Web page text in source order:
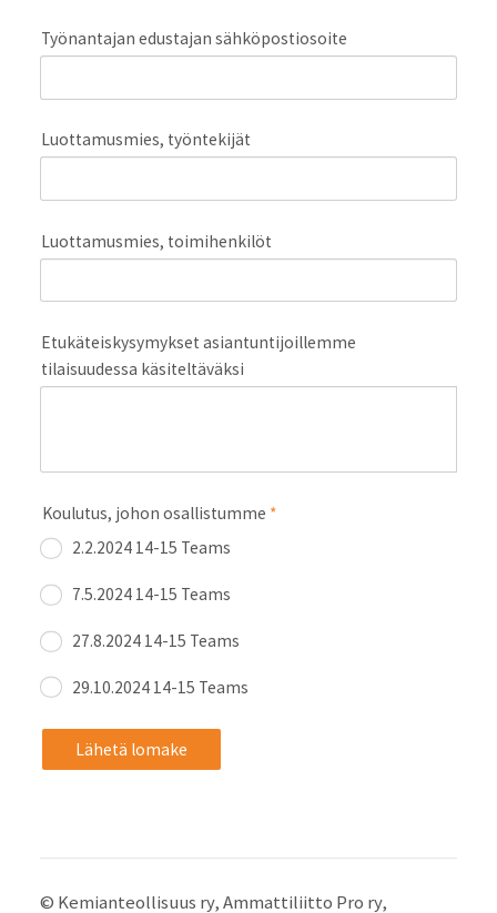
Työnantajan edustajan sähköpostiosoite
Luottamusmies, työntekijät
Luottamusmies, toimihenkilöt
Etukäteiskysymykset asiantuntijoillemme
tilaisuudessa käsiteltäväksi
Koulutus, johon osallistumme *
2.2.2024 14-15 Teams
7.5.2024 14-15 Teams
27.8.2024 14-15 Teams
29.10.2024 14-15 Teams
Lähetä lomake
© Kemianteollisuus ry, Ammattiliitto Pro ry,